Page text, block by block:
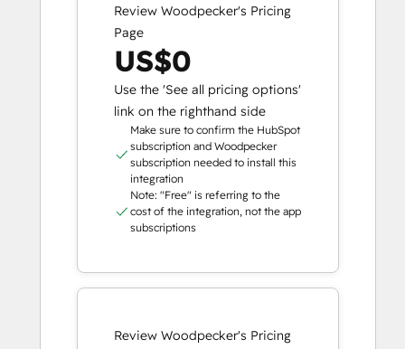
Review Woodpecker's Pricing
Page
US$0
Use the 'See all pricing options'
link on the righthand side
Make sure to confirm the HubSpot
subscription and Woodpecker
subscription needed to install this
integration
Note: "Free" is referring to the
cost of the integration, not the app
subscriptions
Review Woodpecker's Pricing